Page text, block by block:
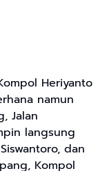
Heriyanto
namun
Jalan
langsung
dan
Kompol